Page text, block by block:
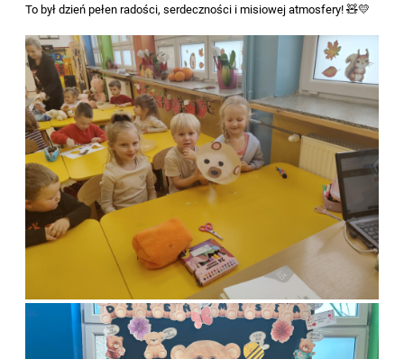
To był dzień pełen radości, serdeczności i misiowej atmosfery! 🧸💛